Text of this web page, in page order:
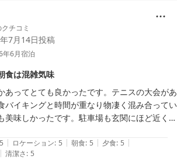
つきましても、お米や丸ナスの漬物、アユの
ましたようで何よりでございます。
がねの湯」やプールにつきましてもお褒めの
フ一同励みになります。
う精進してまいります。今回いただきまし
営の参考にさせていただきます。
フ一同、心よりお待ち申し上げております。
坊
チコミ
7月14日投稿
年6月宿泊
食は混雑気味
あってとても良かったです。テニスの大会があ
バイキングと時間が重なり物凄く混み合ってい
美味しかったです。駐車場も玄関にほど近くに
た。
5 | ロケーション: 5 | 朝食: 5 | 夕食: 5 |
| 清潔さ: 5